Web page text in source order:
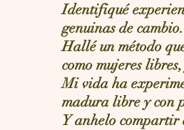
Identifiqué
genuinas de cambio.
Hallé un método
como mujeres
Mi vida ha
madura libre y con
Y anhelo compartir